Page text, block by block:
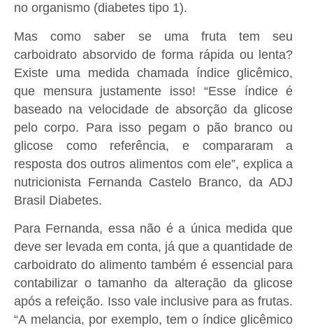
no organismo (diabetes tipo 1).
Mas como saber se uma fruta tem seu
carboidrato absorvido de forma rápida ou lenta?
Existe uma medida chamada índice glicêmico,
que mensura justamente isso! “Esse índice é
baseado na velocidade de absorção da glicose
pelo corpo. Para isso pegam o pão branco ou
glicose como referência, e compararam a
resposta dos outros alimentos com ele”, explica a
nutricionista Fernanda Castelo Branco, da ADJ
Brasil Diabetes.
Para Fernanda, essa não é a única medida que
deve ser levada em conta, já que a quantidade de
carboidrato do alimento também é essencial para
contabilizar o tamanho da alteração da glicose
após a refeição. Isso vale inclusive para as frutas.
“A melancia, por exemplo, tem o índice glicêmico